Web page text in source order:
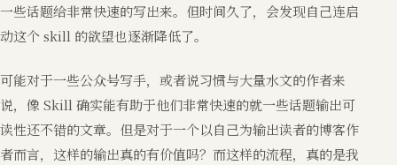
一些话题给非常快速的写出来。但时间久了，会发现自己连启
动这个 skill 的欲望也逐渐降低了。
可能对于一些公众号写手，或者说习惯与大量水文的作者来
说，像 Skill 确实能有助于他们非常快速的就一些话题输出可
读性还不错的文章。但是对于一个以自己为输出读者的博客作
者而言，这样的输出真的有价值吗？而这样的流程，真的是我